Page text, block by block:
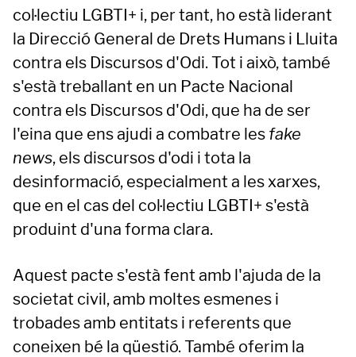
col·lectiu LGBTI+ i, per tant, ho està liderant
la Direcció General de Drets Humans i Lluita
contra els Discursos d'Odi. Tot i això, també
s'està treballant en un Pacte Nacional
contra els Discursos d'Odi, que ha de ser
l'eina que ens ajudi a combatre les fake
news, els discursos d'odi i tota la
desinformació, especialment a les xarxes,
que en el cas del col·lectiu LGBTI+ s'està
produint d'una forma clara.
Aquest pacte s'està fent amb l'ajuda de la
societat civil, amb moltes esmenes i
trobades amb entitats i referents que
coneixen bé la qüestió. També oferim la